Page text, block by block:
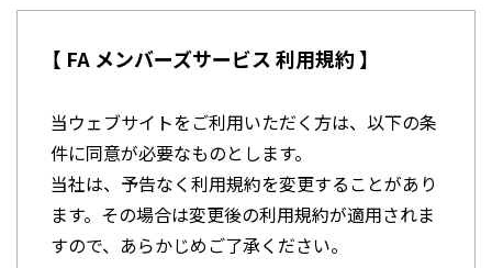
第1条(定義)
本規約で使用する用語の定義は、以下とします。
が管理する当登録制サイトにおいて当社が提
供するネットワークサービス(ただし、電子メ
ールマガジン・電子メールニュース等の配信
を含む)を意味します。
(2)
「登録者」とは、本規約に同意の上、第3条に
定める登録手続きを行い、当社から本サービ
【 FA メンバーズサービス 利用規約 】
当ウェブサイトをご利用いただく方は、以下の条
件に同意が必要なものとします。
当社は、予告なく利用規約を変更することがあり
ます。その場合は変更後の利用規約が適用されま
すので、あらかじめご了承ください。